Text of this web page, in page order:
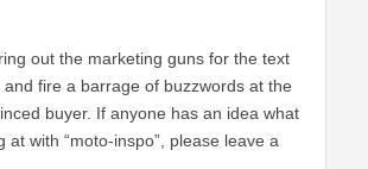
out the marketing guns for the text
fire a barrage of buzzwords at the
buyer. If anyone has an idea what
at with “moto-inspo”, please leave a